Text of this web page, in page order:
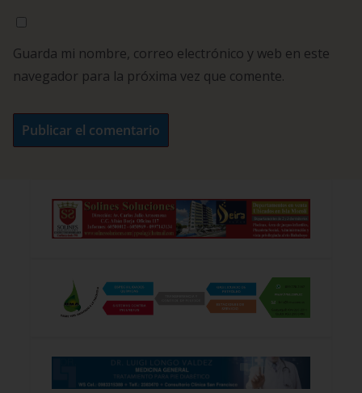
Guarda mi nombre, correo electrónico y web en este
navegador para la próxima vez que comente.